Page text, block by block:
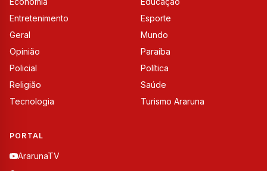
Entretenimento
Esporte
Geral
Mundo
Opinião
Paraíba
Policial
Política
Religião
Saúde
Tecnologia
Turismo Araruna
PORTAL
ArarunaTV